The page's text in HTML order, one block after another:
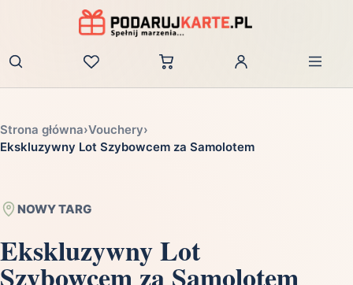
Zaloguj
Strona główna›Vouchery›
Ekskluzywny Lot Szybowcem za Samolotem
NOWY TARG
Ekskluzywny Lot